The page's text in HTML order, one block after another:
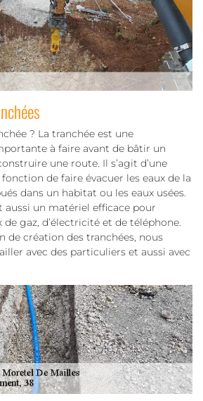
? La tranchée est une
à faire avant de bâtir un
une route. Il s’agit d’une
de faire évacuer les eaux de la
dans un habitat ou les eaux usées.
aussi un matériel efficace pour
de gaz, d’électricité et de téléphone.
de création des tranchées, nous
avec des particuliers et aussi avec